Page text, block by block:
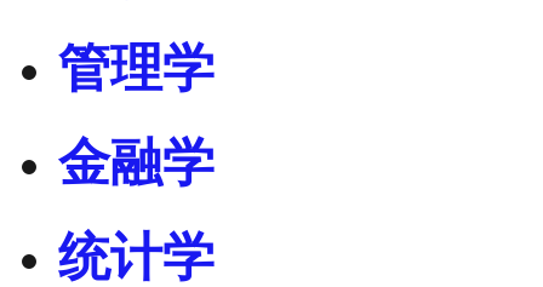
管理学
金融学
统计学